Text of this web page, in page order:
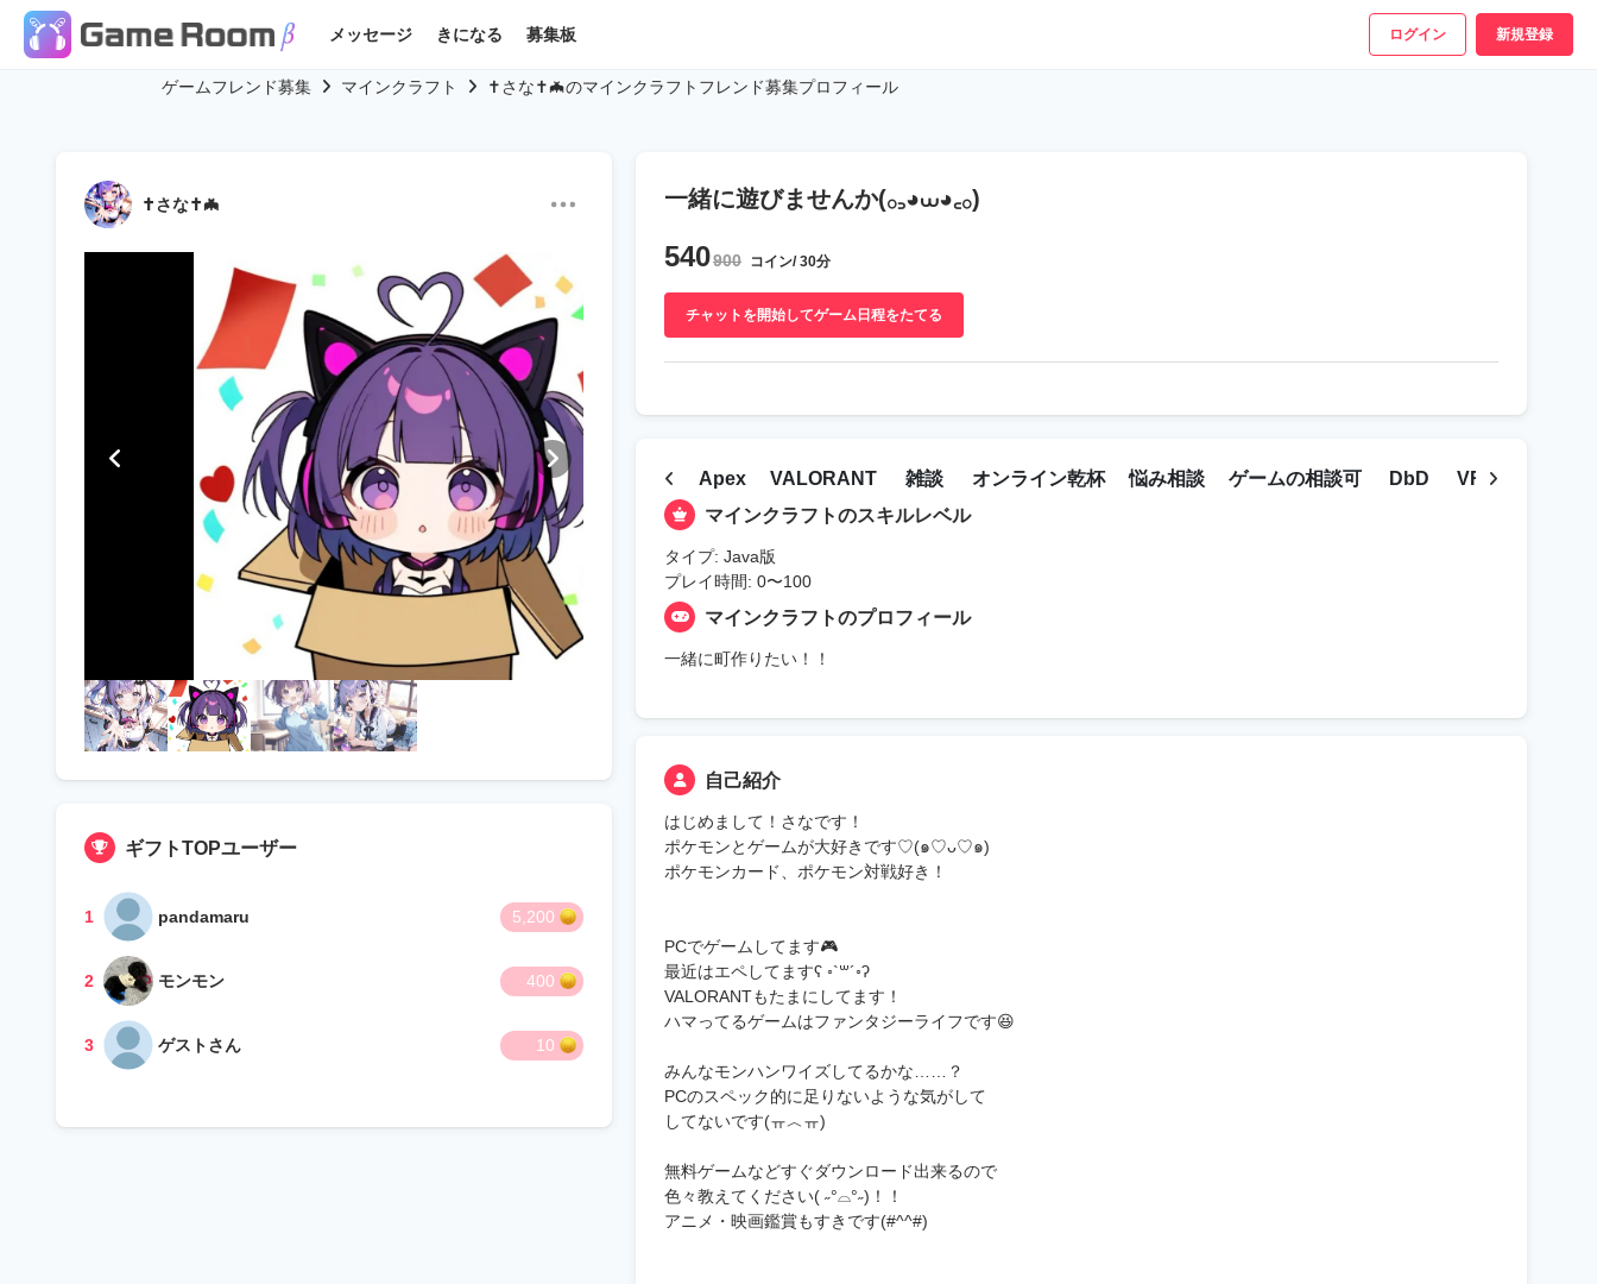
メッセージ きになる 募集板 ログイン 新規登録
ゲームフレンド募集 マインクラフト ✝️さな✝️🦇のマインクラフトフレンド募集プロフィール
✝️さな✝️🦇
ギフトTOPユーザー
1 pandamaru 5,200
2 モンモン 400
3 ゲストさん 10
一緒に遊びませんか(𓂂꜆◕⩊◕꜀𓂂)
540900 コイン/ 30分
チャットを開始してゲーム日程をたてる
Apex VALORANT 雑談 オンライン乾杯 悩み相談 ゲームの相談可 DbD VR CHAT
マインクラフトのスキルレベル
タイプ: Java版
プレイ時間: 0〜100
マインクラフトのプロフィール
一緒に町作りたい！！
自己紹介
はじめまして！さなです！
ポケモンとゲームが大好きです♡(๑♡ᴗ♡๑)
ポケモンカード、ポケモン対戦好き！
PCでゲームしてます🎮
最近はエペしてますʕ ◦`꒳´◦ʔ
VALORANTもたまにしてます！
ハマってるゲームはファンタジーライフです😆
みんなモンハンワイズしてるかな……？
PCのスペック的に足りないような気がして
してないです(ㅠ︿ㅠ)
無料ゲームなどすぐダウンロード出来るので
色々教えてください( ˶°⌓°˶)！！
アニメ・映画鑑賞もすきです(#^^#)